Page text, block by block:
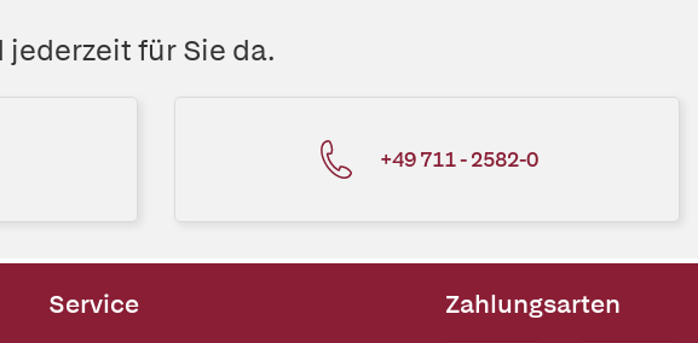
jederzeit für Sie da.
+49 711 - 2582-0
Service Zahlungsarten